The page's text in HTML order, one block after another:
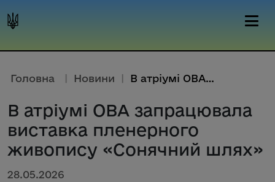
Головна | Новини | В атріумі ОВА запрацювала вист...
В атріумі ОВА запрацювала
виставка пленерного
живопису «Сонячний шлях»
28.05.2026